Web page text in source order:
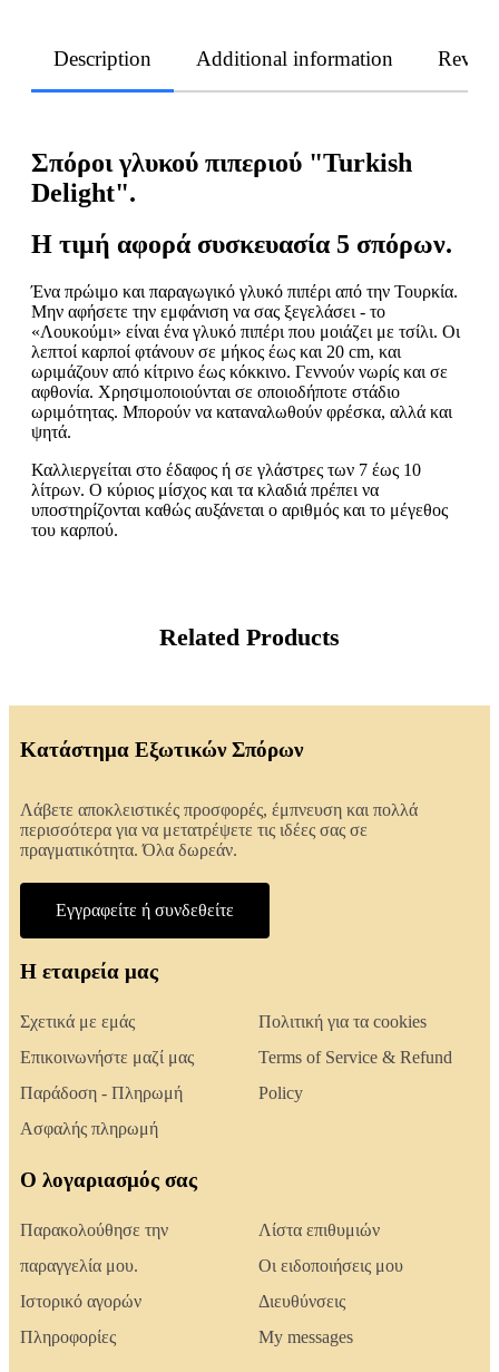
Description Additional information
Σπόροι γλυκού πιπεριού "Turkish
Delight".
Η τιμή αφορά συσκευασία 5 σπόρων.
Ένα πρώιμο και παραγωγικό γλυκό πιπέρι από την Τουρκία.
Μην αφήσετε την εμφάνιση να σας ξεγελάσει - το
«Λουκούμι» είναι ένα γλυκό πιπέρι που μοιάζει με τσίλι. Οι
λεπτοί καρποί φτάνουν σε μήκος έως και 20 cm, και
ωριμάζουν από κίτρινο έως κόκκινο. Γεννούν νωρίς και σε
αφθονία. Χρησιμοποιούνται σε οποιοδήποτε στάδιο
ωριμότητας. Μπορούν να καταναλωθούν φρέσκα, αλλά και
ψητά.
Καλλιεργείται στο έδαφος ή σε γλάστρες των 7 έως 10
λίτρων. Ο κύριος μίσχος και τα κλαδιά πρέπει να
υποστηρίζονται καθώς αυξάνεται ο αριθμός και το μέγεθος
του καρπού.
Related Products
Κατάστημα Εξωτικών Σπόρων
Λάβετε αποκλειστικές προσφορές, έμπνευση και πολλά
περισσότερα για να μετατρέψετε τις ιδέες σας σε
πραγματικότητα. Όλα δωρεάν.
Εγγραφείτε ή συνδεθείτε
Η εταιρεία μας
Σχετικά με εμάς
Επικοινωνήστε μαζί μας
Παράδοση - Πληρωμή
Ασφαλής πληρωμή
Πολιτική για τα cookies
Terms of Service & Refund
Policy
Ο λογαριασμός σας
Παρακολούθησε την
παραγγελία μου.
Ιστορικό αγορών
Πληροφορίες
Λίστα επιθυμιών
Οι ειδοποιήσεις μου
Διευθύνσεις
My messages